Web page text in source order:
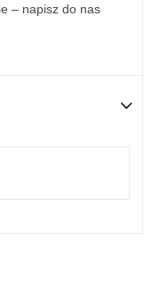
– napisz do nas